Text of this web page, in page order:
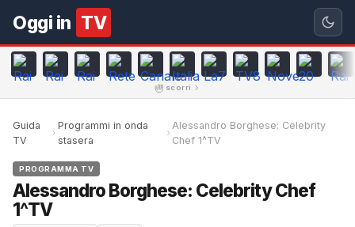
Oggi in TV
scorri
Guida
TV
Programmi in onda
stasera
Alessandro Borghese: Celebrity
Chef 1^TV
PROGRAMMA TV
Alessandro Borghese: Celebrity Chef
1^TV